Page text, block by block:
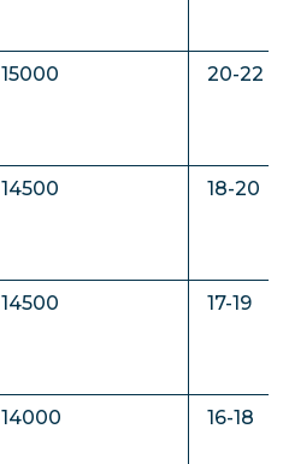
15000 20-22
14500 18-20
14500 17-19
14000 16-18